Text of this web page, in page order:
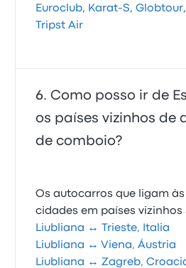
Euroclub, Karat-S,Globtour
Tripst Air
Como posso ir de
os países vizinhos de
de comboio?
Os autocarros que ligam
cidades em países vizinhos
Liubliana ↔ Trieste, Italia
Liubliana ↔ Viena, Áustria
Liubliana ↔ Zagreb,